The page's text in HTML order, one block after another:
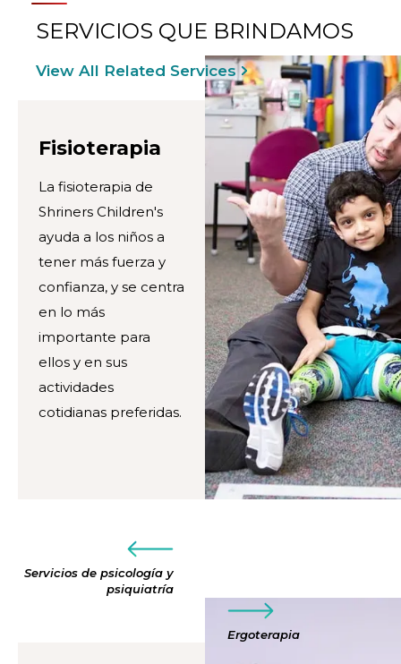
SERVICIOS QUE BRINDAMOS
View All Related Services
Fisioterapia
La fisioterapia de
Shriners Children's
ayuda a los niños a
tener más fuerza y
confianza, y se centra
en lo más
importante para
ellos y en sus
actividades
cotidianas preferidas.
Servicios de psicología y
psiquiatría
Ergoterapia